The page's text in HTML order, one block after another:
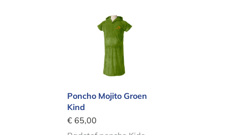
Poncho Mojito Groen Kind
Poncho Mojito Groen
Kind
€ 65,00